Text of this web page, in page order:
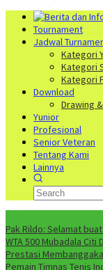
Tournament
Jadwal
Kategori
Kategori
Kategori
Download
Drawing
Yunior
Profesional
Senior Veteran
Tentang Kami
Lainnya
Pak Rildo: Selamat
WTA 500 Mubadala Citi
Prestasi
Pemain Timnas Tenis